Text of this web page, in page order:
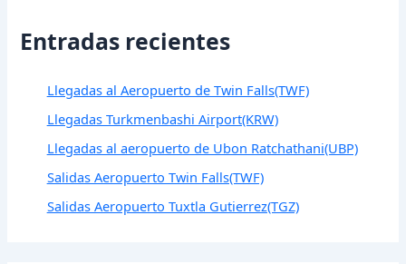
Entradas recientes
Llegadas al Aeropuerto de Twin Falls(TWF)
Llegadas Turkmenbashi Airport(KRW)
Llegadas al aeropuerto de Ubon Ratchathani(UBP)
Salidas Aeropuerto Twin Falls(TWF)
Salidas Aeropuerto Tuxtla Gutierrez(TGZ)